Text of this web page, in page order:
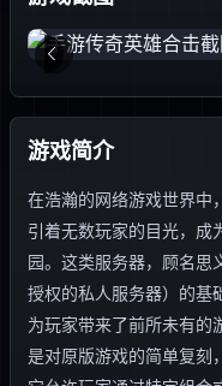
游戏简介
在浩瀚的网络游戏世界中
引着无数玩家的目光，成
园。这类服务器，顾名思
授权的私人服务器）的基
为玩家带来了前所未有的
是对原版游戏的简单复刻